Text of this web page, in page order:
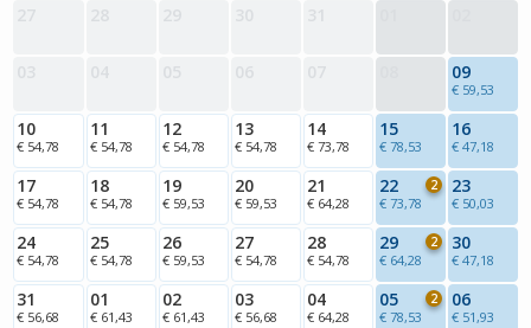
09
€ 59,53
10
€ 54,78
11
€ 54,78
12
€ 54,78
13
€ 54,78
14
€ 73,78
15
€ 78,53
16
€ 47,18
17
€ 54,78
18
€ 54,78
19
€ 59,53
20
€ 59,53
21
€ 64,28
22
€ 73,78
2 23
€ 50,03
24
€ 54,78
25
€ 54,78
26
€ 59,53
27
€ 54,78
28
€ 54,78
29
€ 64,28
2 30
€ 47,18
31
€ 56,68
01
€ 61,43
02
€ 61,43
03
€ 56,68
04
€ 64,28
05
€ 78,53
2 06
€ 51,93